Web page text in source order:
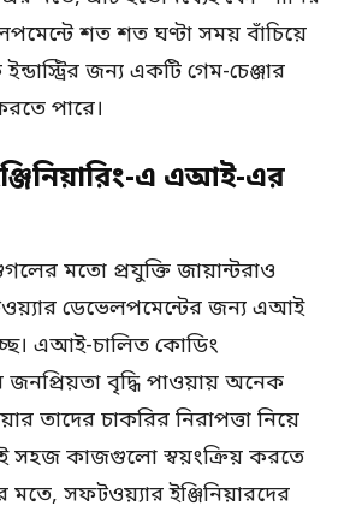
শত শত ঘণ্টা সময় বাঁচিয়ে
জন্য একটি গেম-চেঞ্জার
পারে।
এ এআই-এর
মতো প্রযুক্তি জায়ান্টরাও
ডেভেলপমেন্টের জন্য এআই
এআই-চালিত কোডিং
জনপ্রিয়তা বৃদ্ধি পাওয়ায় অনেক
তাদের চাকরির নিরাপত্তা নিয়ে
সহজ কাজগুলো স্বয়ংক্রিয় করতে
মতে, সফটওয়্যার ইঞ্জিনিয়ারদের